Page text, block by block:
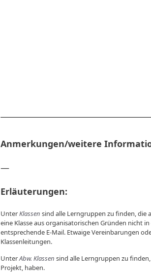
Anmerkungen/weitere
—
Erläuterungen:
UnterKlassen sind alle Lerngruppen zu finden, die
eine Klasse aus organisatorischen Gründen nicht
entsprechende E-Mail. Etwaige Vereinbarungen
Klassenleitungen.
UnterAbw. Klassen sind alle Lerngruppen zu
Projekt, haben.